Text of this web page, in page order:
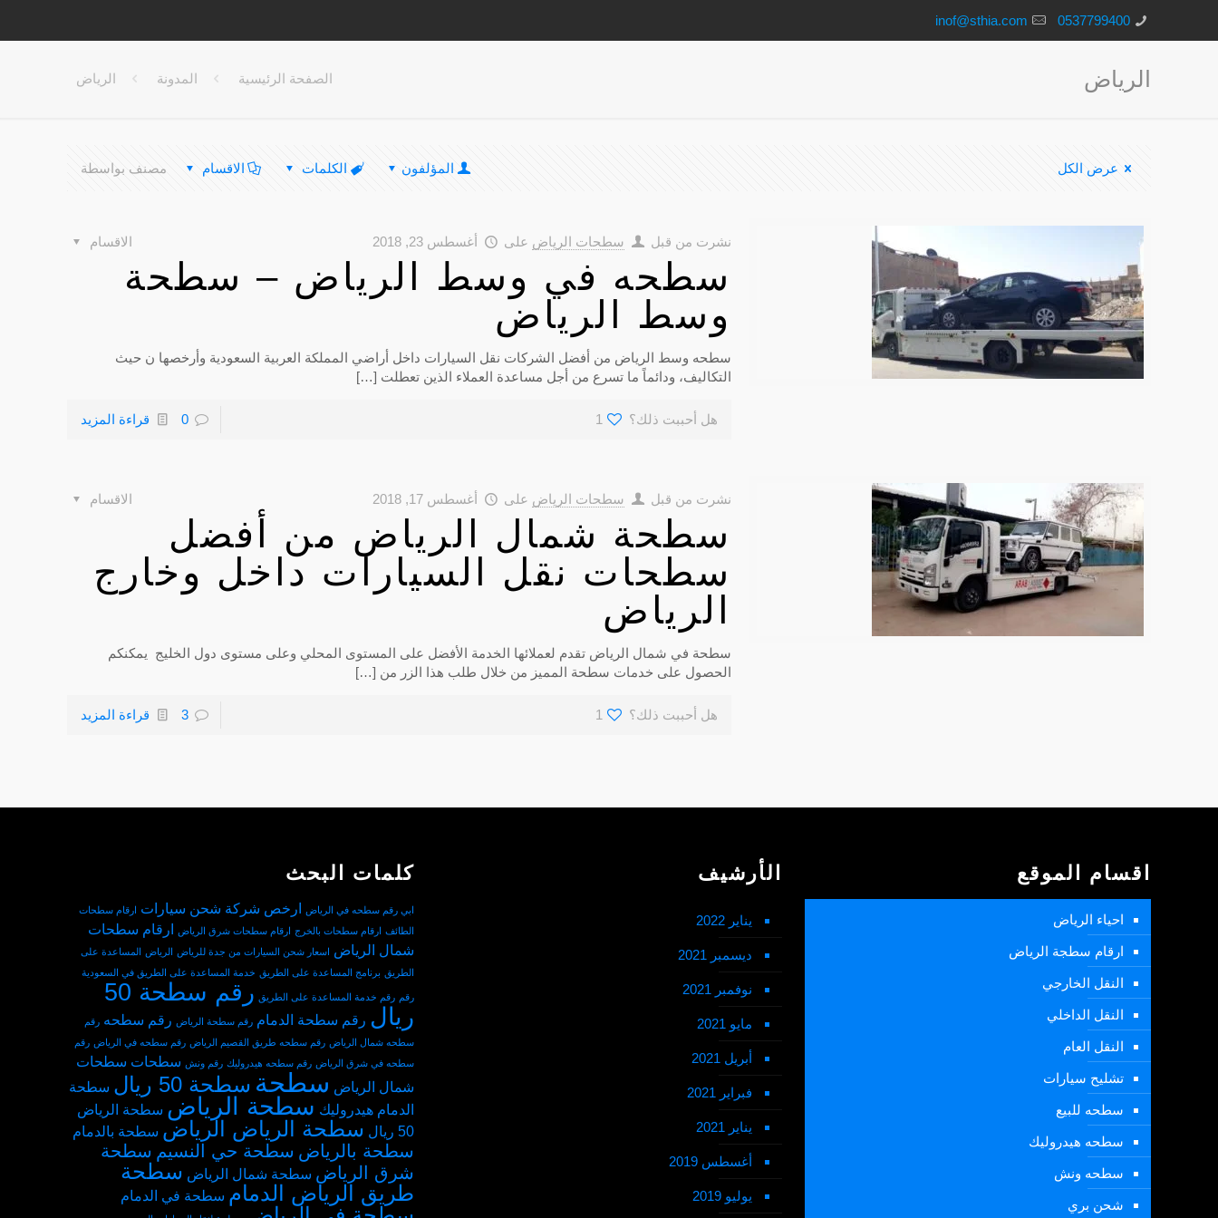
0537799400
inof@sthia.com
الرياض الصفحة الرئيسية المدونة الرياض
مصنف بواسطة الاقسام الكلمات المؤلفون عرض الكل
نشرت من قبل سطحات الرياض على أغسطس 23, 2018 الاقسام
سطحه في وسط الرياض – سطحة
وسط الرياض
سطحه وسط الرياض من أفضل الشركات نقل السيارات داخل أراضي المملكة العربية السعودية وأرخصها ن حيث
التكاليف، ودائماً ما تسرع من أجل مساعدة العملاء الذين تعطلت […]
هل أحببت ذلك؟ 1
0 قراءة المزيد
نشرت من قبل سطحات الرياض على أغسطس 17, 2018 الاقسام
سطحة شمال الرياض من أفضل
سطحات نقل السيارات داخل وخارج
الرياض
سطحة في شمال الرياض تقدم لعملائها الخدمة الأفضل على المستوى المحلي وعلى مستوى دول الخليج يمكنكم
الحصول على خدمات سطحة المميز من خلال طلب هذا الزر من […]
هل أحببت ذلك؟ 1
3 قراءة المزيد
اقسام الموقع
احياء الرياض
ارقام سطجة الرياض
النقل الخارجي
النقل الداخلي
النقل العام
تشليح سيارات
سطحه للبيع
سطحه هيدروليك
سطحه ونش
شحن بري
الأرشيف
يناير 2022
ديسمبر 2021
نوفمبر 2021
مايو 2021
أبريل 2021
فبراير 2021
يناير 2021
أغسطس 2019
يوليو 2019
كلمات البحث
ابي رقم سطحه في الرياض ارخص شركة شحن سيارات ارقام سطحات
الطائف ارقام سطحات بالخرج ارقام سطحات شرق الرياض
ارقام سطحات
شمال الرياض اسعار شحن السيارات من جدة للرياض الرياض المساعدة على
الطريق برنامج المساعدة على الطريق خدمة المساعدة على الطريق في السعودية
رقم رقم خدمة المساعدة على الطريق
رقم سطحة 50
ريال رقم سطحة الدمام رقم سطحة الرياض رقم سطحه رقم
سطحه شمال الرياض رقم سطحه طريق القصيم الرياض رقم سطحه في الرياض رقم
سطحه في شرق الرياض رقم سطحه هيدروليك رقم ونش سطحات سطحات
شمال الرياض سطحة سطحة 50 ريال
سطحة
الدمام هيدروليك سطحة الرياض سطحة الرياض
50 ريال
سطحة الرياض الرياض سطحة بالدمام
سطحة بالرياض سطحة حي النسيم سطحة
شرق الرياض سطحة شمال الرياض سطحة
طريق الرياض الدمام سطحة في الدمام